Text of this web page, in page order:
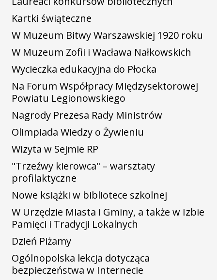
Kartki świąteczne
W Muzeum Bitwy Warszawskiej 1920 roku
W Muzeum Zofii i Wacława Nałkowskich
Wycieczka edukacyjna do Płocka
Na Forum Współpracy Międzysektorowej
Powiatu Legionowskiego
Nagrody Prezesa Rady Ministrów
Olimpiada Wiedzy o Żywieniu
Wizyta w Sejmie RP
"Trzeźwy kierowca" – warsztaty
profilaktyczne
Nowe książki w bibliotece szkolnej
W Urzędzie Miasta i Gminy, a także w Izbie
Pamięci i Tradycji Lokalnych
Dzień Piżamy
Ogólnopolska lekcja dotycząca
bezpieczeństwa w Internecie